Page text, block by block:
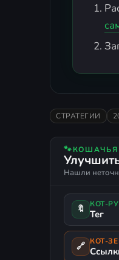
СТРАТЕГИИ
🐾
Нашли
🔖 КОТ-
Тег
🔗 КОТ-